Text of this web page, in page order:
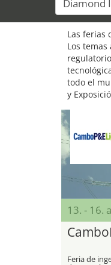
Las ferias
Los
todo el
y
13. - 16.
Feria de